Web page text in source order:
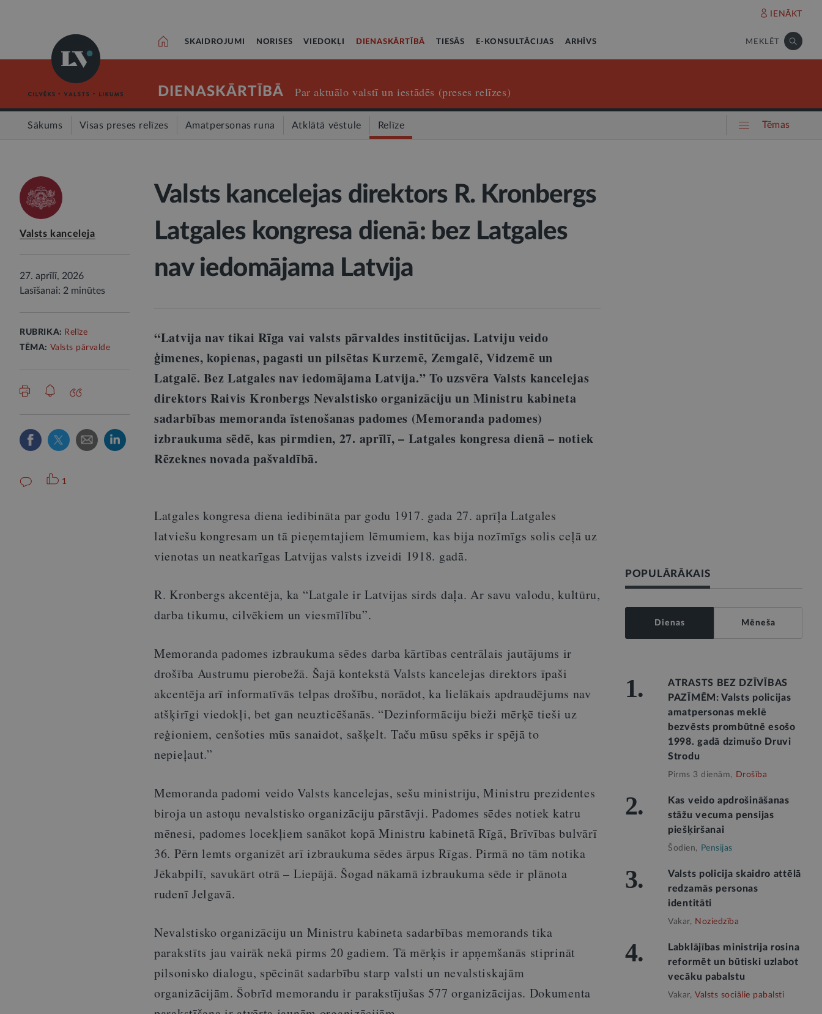
IENĀKT
SKAIDROJUMI NORISES VIEDOKĻI DIENASKĀRTĪBĀ TIESĀS E-KONSULTĀCIJAS ARHĪVS MEKLĒT
DIENASKĀRTĪBĀ Par aktuālo valstī un iestādēs (preses relīzes)
Sākums Visas preses relīzes Amatpersonas runa Atklātā vēstule Relīze Tēmas
Valsts kanceleja
27. aprīlī, 2026
Lasīšanai: 2 minūtes
RUBRIKA: Relīze
TĒMA: Valsts pārvalde
1
Valsts kancelejas direktors R. Kronbergs
Latgales kongresa dienā: bez Latgales
nav iedomājama Latvija
“Latvija nav tikai Rīga vai valsts pārvaldes institūcijas. Latviju veido
ģimenes, kopienas, pagasti un pilsētas Kurzemē, Zemgalē, Vidzemē un
Latgalē. Bez Latgales nav iedomājama Latvija.” To uzsvēra Valsts kancelejas
direktors Raivis Kronbergs Nevalstisko organizāciju un Ministru kabineta
sadarbības memoranda īstenošanas padomes (Memoranda padomes)
izbraukuma sēdē, kas pirmdien, 27. aprīlī, – Latgales kongresa dienā – notiek
Rēzeknes novada pašvaldībā.
Latgales kongresa diena iedibināta par godu 1917. gada 27. aprīļa Latgales
latviešu kongresam un tā pieņemtajiem lēmumiem, kas bija nozīmīgs solis ceļā uz
vienotas un neatkarīgas Latvijas valsts izveidi 1918. gadā.
R. Kronbergs akcentēja, ka “Latgale ir Latvijas sirds daļa. Ar savu valodu, kultūru,
darba tikumu, cilvēkiem un viesmīlību”.
Memoranda padomes izbraukuma sēdes darba kārtības centrālais jautājums ir
drošība Austrumu pierobežā. Šajā kontekstā Valsts kancelejas direktors īpaši
akcentēja arī informatīvās telpas drošību, norādot, ka lielākais apdraudējums nav
atšķirīgi viedokļi, bet gan neuzticēšanās. “Dezinformāciju bieži mērķē tieši uz
reģioniem, cenšoties mūs sanaidot, sašķelt. Taču mūsu spēks ir spējā to
nepieļaut.”
Memoranda padomi veido Valsts kancelejas, sešu ministriju, Ministru prezidentes
biroja un astoņu nevalstisko organizāciju pārstāvji. Padomes sēdes notiek katru
mēnesi, padomes locekļiem sanākot kopā Ministru kabinetā Rīgā, Brīvības bulvārī
36. Pērn lemts organizēt arī izbraukuma sēdes ārpus Rīgas. Pirmā no tām notika
Jēkabpilī, savukārt otrā – Liepājā. Šogad nākamā izbraukuma sēde ir plānota
rudenī Jelgavā.
Nevalstisko organizāciju un Ministru kabineta sadarbības memorands tika
parakstīts jau vairāk nekā pirms 20 gadiem. Tā mērķis ir apņemšanās stiprināt
pilsonisko dialogu, spēcināt sadarbību starp valsti un nevalstiskajām
organizācijām. Šobrīd memorandu ir parakstījušas 577 organizācijas. Dokumenta
POPULĀRĀKAIS
Dienas Mēneša
1.
ATRASTS BEZ DZĪVĪBAS
PAZĪMĒM: Valsts policijas
amatpersonas meklē
bezvēsts prombūtnē esošo
1998. gadā dzimušo Druvi
Strodu
Pirms 3 dienām, Drošība
2.
Kas veido apdrošināšanas
stāžu vecuma pensijas
piešķiršanai
Šodien, Pensijas
3.
Valsts policija skaidro attēlā
redzamās personas
identitāti
Vakar, Noziedzība
4.
Labklājības ministrija rosina
reformēt un būtiski uzlabot
vecāku pabalstu
Vakar, Valsts sociālie pabalsti